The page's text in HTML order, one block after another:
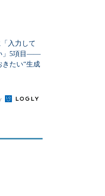
10
の新機能
ドのブル
ーの内容
クロソ
簡単にア
57回）
「入力して
」5項目――
きたい“生成